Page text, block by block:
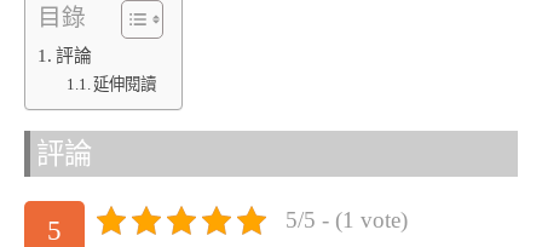
目錄
評論
延伸閱讀
評論
5 5/5 - (1 vote)